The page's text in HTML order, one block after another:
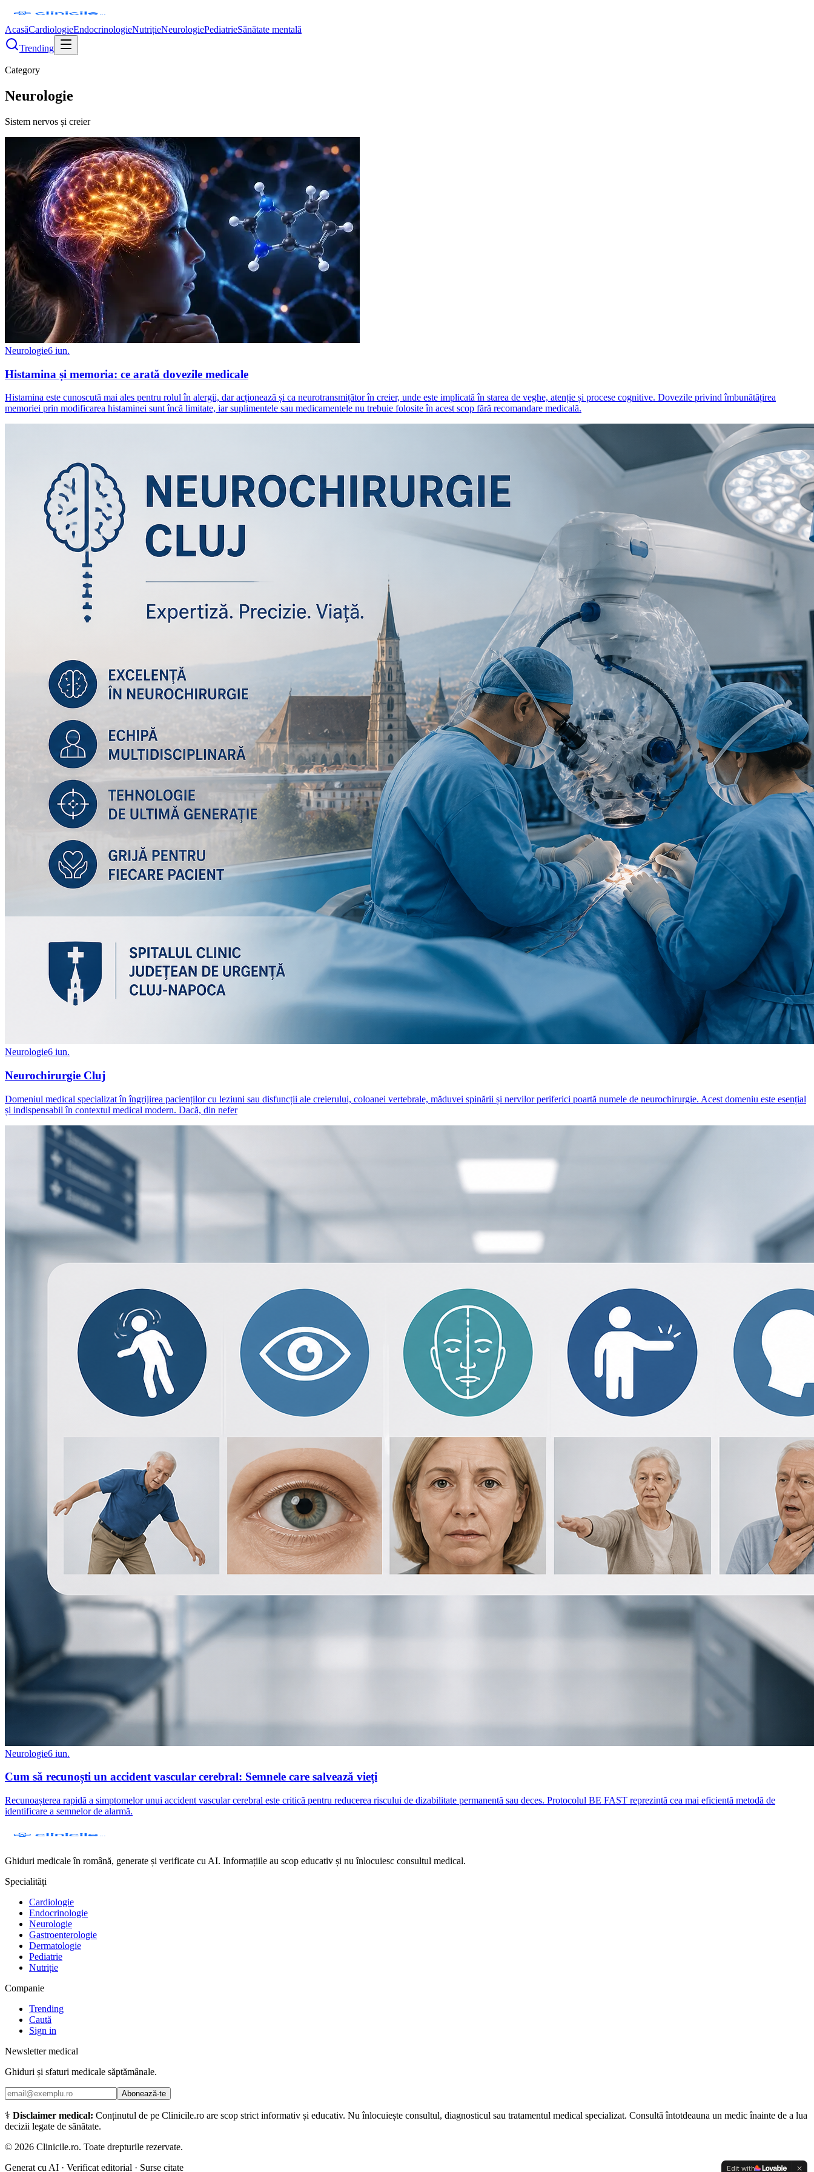
AcasăCardiologieEndocrinologieNutrițieNeurologiePediatrieSănătate mentală
Trending
Category
Neurologie
Sistem nervos și creier
Neurologie6 iun.
Histamina și memoria: ce arată dovezile medicale
Histamina este cunoscută mai ales pentru rolul în alergii, dar acționează și ca neurotransmițător în creier, unde este implicată în starea de veghe, atenție și procese cognitive. Dovezile privind îmbunătățirea
memoriei prin modificarea histaminei sunt încă limitate, iar suplimentele sau medicamentele nu trebuie folosite în acest scop fără recomandare medicală.
Neurologie6 iun.
Neurochirurgie Cluj
Domeniul medical specializat în îngrijirea pacienților cu leziuni sau disfuncții ale creierului, coloanei vertebrale, măduvei spinării și nervilor periferici poartă numele de neurochirurgie. Acest domeniu este esențial
și indispensabil în contextul medical modern. Dacă, din nefer
Neurologie6 iun.
Cum să recunoști un accident vascular cerebral: Semnele care salvează vieți
Recunoașterea rapidă a simptomelor unui accident vascular cerebral este critică pentru reducerea riscului de dizabilitate permanentă sau deces. Protocolul BE FAST reprezintă cea mai eficientă metodă de
identificare a semnelor de alarmă.
Ghiduri medicale în română, generate și verificate cu AI. Informațiile au scop educativ și nu înlocuiesc consultul medical.
Specialități
Cardiologie
Endocrinologie
Neurologie
Gastroenterologie
Dermatologie
Pediatrie
Nutriție
Companie
Trending
Caută
Sign in
Newsletter medical
Ghiduri și sfaturi medicale săptămânale.
Abonează-te
⚕️ Disclaimer medical: Conținutul de pe Clinicile.ro are scop strict informativ și educativ. Nu înlocuiește consultul, diagnosticul sau tratamentul medical specializat. Consultă întotdeauna un medic înainte de a lua
decizii legate de sănătate.
© 2026 Clinicile.ro. Toate drepturile rezervate.
Generat cu AI · Verificat editorial · Surse citate
Edit with